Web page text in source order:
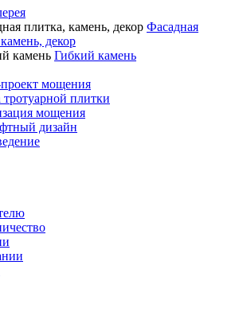
Фасадная
декор
Гибкий камень
мощения
тротуарной плитки
мощения
дизайн